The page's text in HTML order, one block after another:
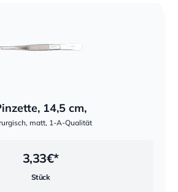
14,5 cm,
matt, 1-A-Qualität
3,33€*
Stück